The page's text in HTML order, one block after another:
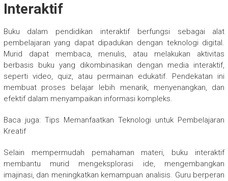
Interaktif
Buku dalam pendidikan interaktif berfungsi sebagai alat
pembelajaran yang dapat dipadukan dengan teknologi digital.
Murid dapat membaca, menulis, atau melakukan aktivitas
berbasis buku yang dikombinasikan dengan media interaktif,
seperti video, quiz, atau permainan edukatif. Pendekatan ini
membuat proses belajar lebih menarik, menyenangkan, dan
efektif dalam menyampaikan informasi kompleks.
Baca juga: Tips Memanfaatkan Teknologi untuk Pembelajaran
Kreatif
Selain mempermudah pemahaman materi, buku interaktif
membantu murid mengeksplorasi ide, mengembangkan
imajinasi, dan meningkatkan kemampuan analisis. Guru berperan